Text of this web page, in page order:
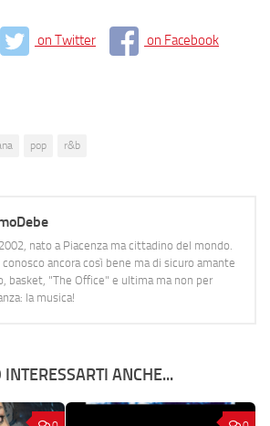
on Twitter on Facebook
pop r&b
nato a Piacenza ma cittadino del mondo.
ancora così bene ma di sicuro amante
basket, "The Office" e ultima ma non per
la musica!
INTERESSARTI ANCHE...